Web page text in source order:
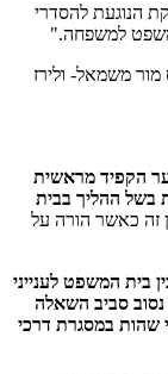
הנוגעת להסדרי
למשפחה."
ולירז
הקפיד מראשית
בשל ההליך בבית
זה כאשר הורה על
בית המשפט לענייני
סביב השאלה
שהות במסגרת דרכי